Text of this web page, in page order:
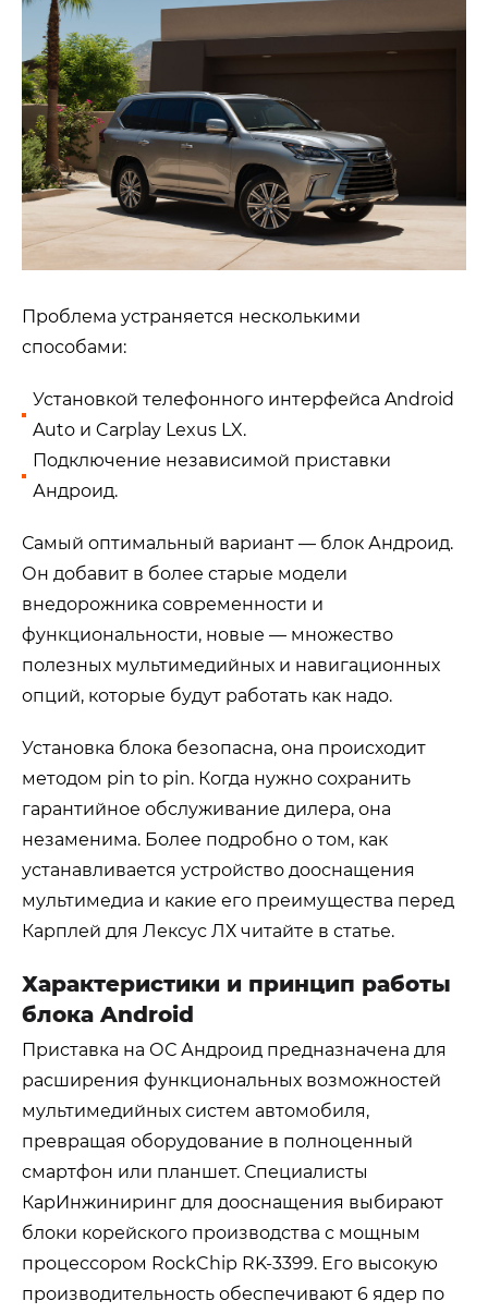
Проблема устраняется несколькими
способами:
Установкой телефонного интерфейса Android
Auto и Carplay Lexus LX.
Подключение независимой приставки
Андроид.
Самый оптимальный вариант — блок Андроид.
Он добавит в более старые модели
внедорожника современности и
функциональности, новые — множество
полезных мультимедийных и навигационных
опций, которые будут работать как надо.
Установка блока безопасна, она происходит
методом pin to pin. Когда нужно сохранить
гарантийное обслуживание дилера, она
незаменима. Более подробно о том, как
устанавливается устройство дооснащения
мультимедиа и какие его преимущества перед
Карплей для Лексус ЛХ читайте в статье.
Характеристики и принцип работы
блока Android
Приставка на ОС Андроид предназначена для
расширения функциональных возможностей
мультимедийных систем автомобиля,
превращая оборудование в полноценный
смартфон или планшет. Специалисты
КарИнжиниринг для дооснащения выбирают
блоки корейского производства с мощным
процессором RockChip RK-3399. Его высокую
производительность обеспечивают 6 ядер по